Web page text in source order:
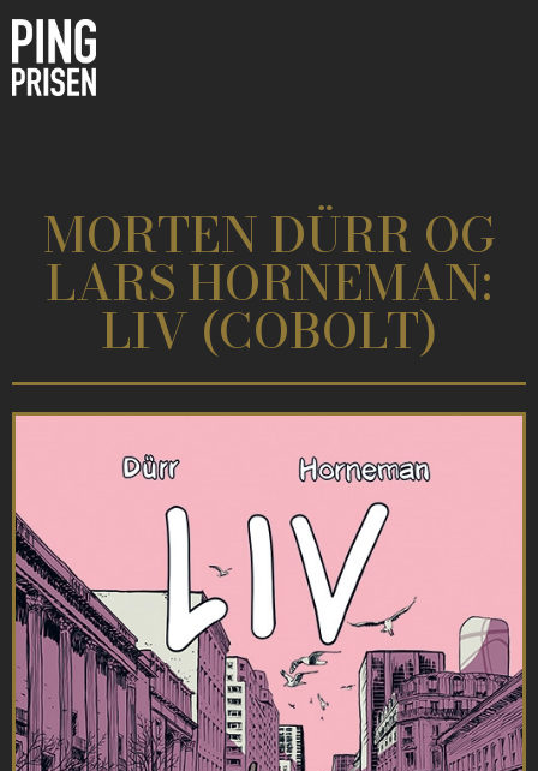
MORTEN DÜRR OG
LARS HORNEMAN:
LIV (COBOLT)